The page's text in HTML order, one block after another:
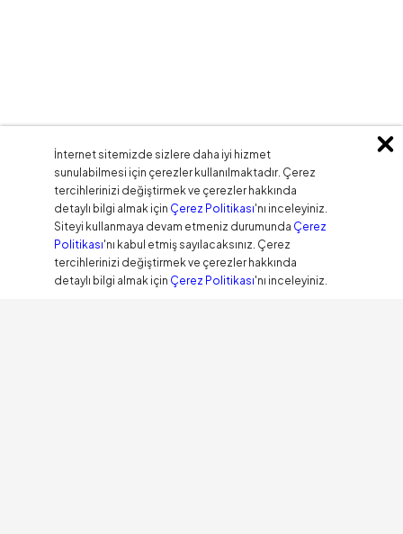
İnternet sitemizde sizlere daha iyi hizmet
sunulabilmesi için çerezler kullanılmaktadır. Çerez
tercihlerinizi değiştirmek ve çerezler hakkında
detaylı bilgi almak için Çerez Politikası'nı inceleyiniz.
Siteyi kullanmaya devam etmeniz durumunda Çerez
Politikası'nı kabul etmiş sayılacaksınız. Çerez
tercihlerinizi değiştirmek ve çerezler hakkında
detaylı bilgi almak için Çerez Politikası'nı inceleyiniz.